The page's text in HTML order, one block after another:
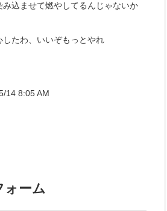
み込ませて燃やしてるんじゃないか
たわ、いいぞもっとやれ
14 8:05 AM
ォーム